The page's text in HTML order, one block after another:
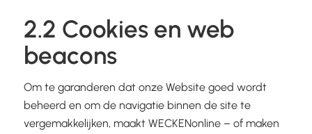
2.2 Cookies en web
beacons
Om te garanderen dat onze Website goed wordt
beheerd en om de navigatie binnen de site te
vergemakkelijken, maakt WECKENonline – of maken